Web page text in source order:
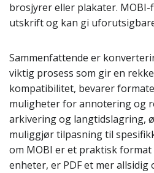
brosjyrer eller plakater.
utskrift og kan gi
Sammenfattende er
viktig prosess som gir en
kompatibilitet, bevarer
muligheter for annotering og
arkivering og langtidslagring,
muliggjør tilpasning til
om MOBI er et praktisk
enheter, er PDF et mer